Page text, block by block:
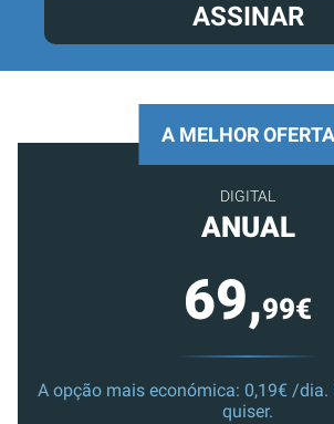
ASSINAR
A MELHOR OFERTA
DIGITAL
ANUAL
69,99€
A opção mais económica: 0,19€ /dia.
quiser.